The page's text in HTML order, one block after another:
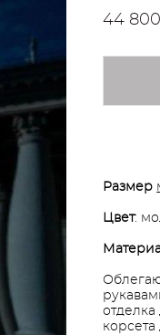
44
Размер
Цвет: